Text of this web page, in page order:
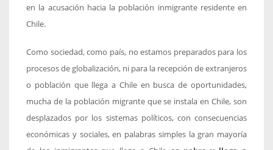
en la acusación hacia la población inmigrante residente en
Chile.
Como sociedad, como país, no estamos preparados para los
procesos de globalización, ni para la recepción de extranjeros
o población que llega a Chile en busca de oportunidades,
mucha de la población migrante que se instala en Chile, son
desplazados por los sistemas políticos, con consecuencias
económicas y sociales, en palabras simples la gran mayoría